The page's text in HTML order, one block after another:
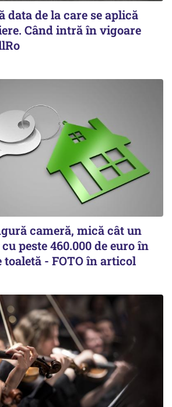
data de la care se aplică
Când intră în vigoare
cameră, mică cât un
peste 460.000 de euro în
toaletă - FOTO în articol